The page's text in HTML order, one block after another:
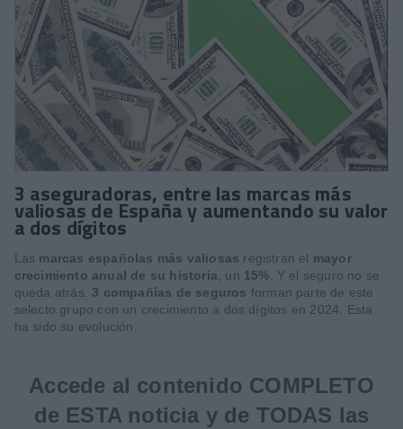
3 aseguradoras, entre las marcas más
valiosas de España y aumentando su valor
a dos dígitos
Las marcas españolas más valiosas registran el mayor
crecimiento anual de su historia, un 15%. Y el seguro no se
queda atrás. 3 compañías de seguros forman parte de este
selecto grupo con un crecimiento a dos dígitos en 2024. Esta
ha sido su evolución.
Accede al contenido COMPLETO
de ESTA noticia y de TODAS las